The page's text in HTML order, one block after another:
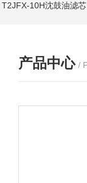
T2JFX-10H沈鼓油滤芯
产品中心 /